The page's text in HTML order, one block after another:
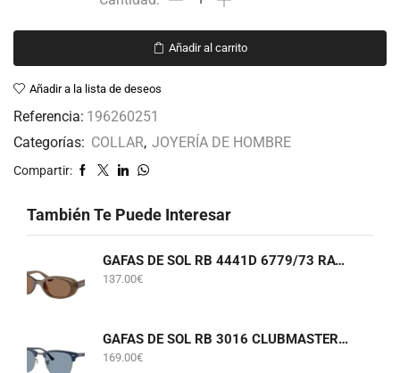
Añadir al carrito
Añadir a la lista de deseos
Referencia: 196260251
Categorías: COLLAR, JOYERÍA DE HOMBRE
Compartir:
También Te Puede Interesar
GAFAS DE SOL RB 4441D 6779/73 RAY-BAN
137.00€
GAFAS DE SOL RB 3016 CLUBMASTER 6879/56 RAY-BAN
169.00€